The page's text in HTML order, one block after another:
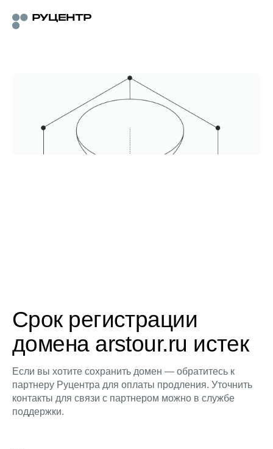
Срок регистрации
домена arstour.ru истек
Если вы хотите сохранить домен — обратитесь к
партнеру Руцентра для оплаты продления. Уточнить
контакты для связи с партнером можно в службе
поддержки.